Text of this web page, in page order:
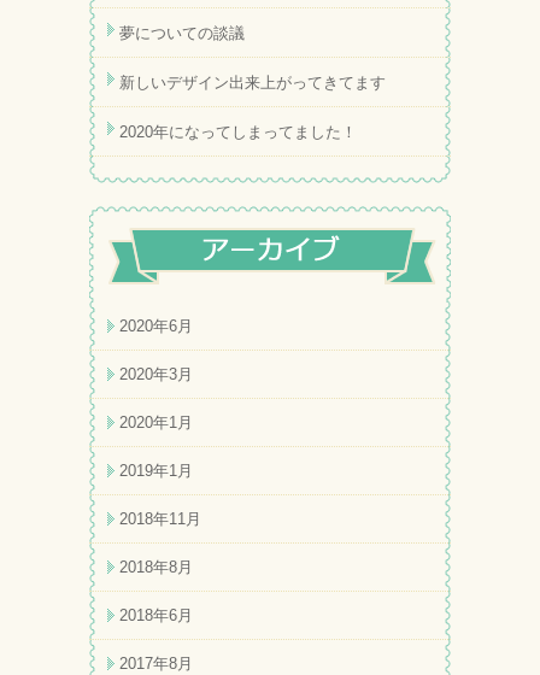
夢についての談議
新しいデザイン出来上がってきてます
2020年になってしまってました！
2020年6月
2020年3月
2020年1月
2019年1月
2018年11月
2018年8月
2018年6月
2017年8月